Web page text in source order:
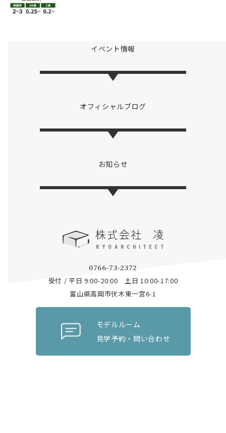
イベント情報
オフィシャルブログ
お知らせ
0766-73-2372
受付 / 平日 9:00-20:00 土日 10:00-17:00
富山県高岡市伏木東一宮6-1
モデルルーム
見学予約・問い合わせ